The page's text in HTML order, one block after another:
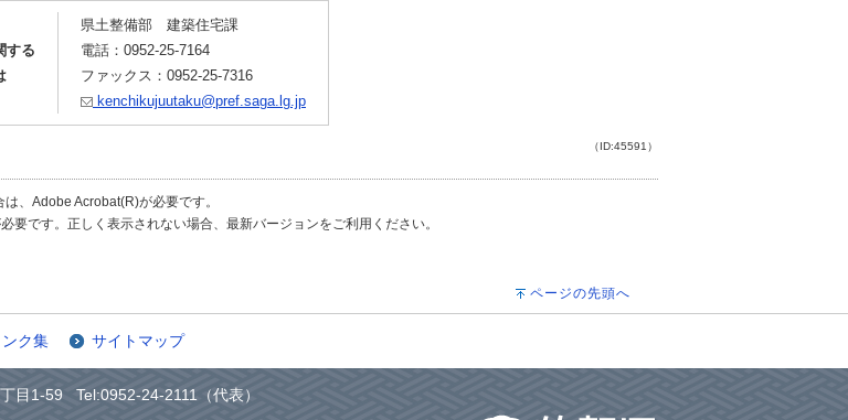
する
県土整備部 建築住宅課
電話：0952-25-7164
ファックス：0952-25-7316
kenchikujuutaku@pref.saga.lg.jp
（ID:45591）
、Adobe Acrobat(R)が必要です。
要です。正しく表示されない場合、最新バージョンをご利用ください。
ページの先頭へ
ンク集 サイトマップ
丁目1-59 Tel:0952-24-2111（代表）